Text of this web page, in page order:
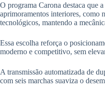
O programa Carona destaca que
aprimoramentos interiores, como
tecnológicos, mantendo a
Essa escolha reforça o
moderno e competitivo, sem
A transmissão automatizada de
com seis marchas suaviza o